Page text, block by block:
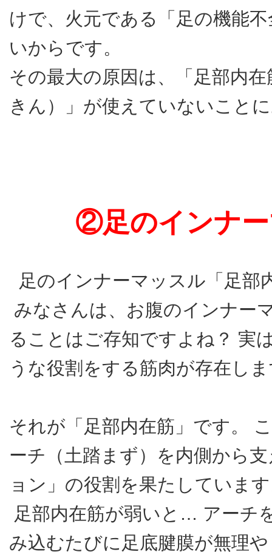
けで、火元である「足の機能
いからです。
その最大の原因は、「足部内
きん）」が使えていないこと
②足のインナ
足のインナーマッスル「足部
みなさんは、お腹のインナー
ることはご存知ですよね？ 実
うな役割をする筋肉が存在し
それが「足部内在筋」です。
ーチ（土踏まず）を内側から
ョン」の役割を果たしていま
足部内在筋が弱いと… アーチ
み込むたびに足底腱膜が無理